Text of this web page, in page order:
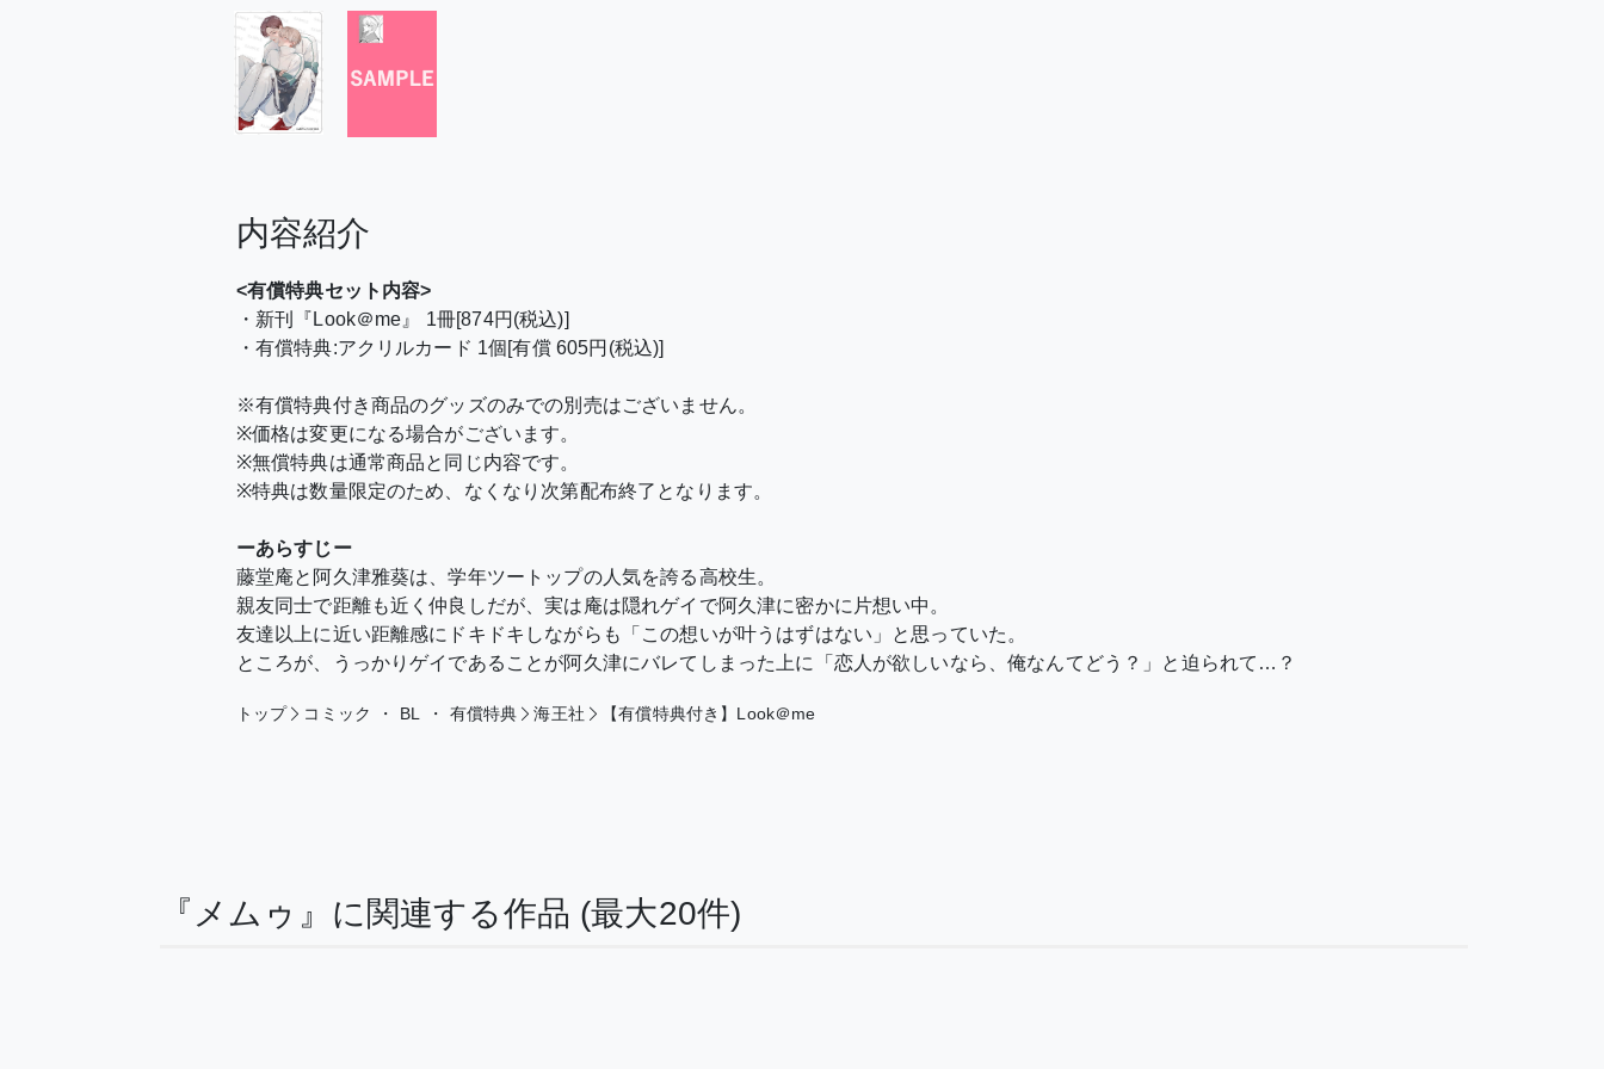
内容紹介
<有償特典セット内容>
・新刊『Look＠me』 1冊[874円(税込)]
・有償特典:アクリルカード 1個[有償 605円(税込)]
※有償特典付き商品のグッズのみでの別売はございません。
※価格は変更になる場合がございます。
※無償特典は通常商品と同じ内容です。
※特典は数量限定のため、なくなり次第配布終了となります。
ーあらすじー
藤堂庵と阿久津雅葵は、学年ツートップの人気を誇る高校生。
親友同士で距離も近く仲良しだが、実は庵は隠れゲイで阿久津に密かに片想い中。
友達以上に近い距離感にドキドキしながらも「この想いが叶うはずはない」と思っていた。
ところが、うっかりゲイであることが阿久津にバレてしまった上に「恋人が欲しいなら、俺なんてどう？」と迫られて…？
トップ コミック ・ BL ・ 有償特典 海王社 【有償特典付き】Look＠me
『メムゥ』に関連する作品 (最大20件)